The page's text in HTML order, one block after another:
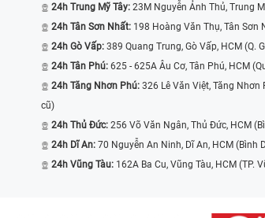
24h Trung Mỹ Tây: 23M Nguyễn Ảnh Thủ, Trung
24h Tân Sơn Nhất: 198 Hoàng Văn Thụ, Tân Sơn
24h Gò Vấp: 389 Quang Trung, Gò Vấp, HCM (Q.
24h Tân Phú: 625 - 625A Âu Cơ, Tân Phú, HCM
24h Tăng Nhơn Phú: 326 Lê Văn Việt, Tăng Nhơn
cũ)
24h Thủ Đức: 256 Võ Văn Ngân, Thủ Đức, HCM
24h Dĩ An: 70 Nguyễn An Ninh, Dĩ An, HCM (Bình
24h Vũng Tàu: 162A Ba Cu, Vũng Tàu, HCM (TP.